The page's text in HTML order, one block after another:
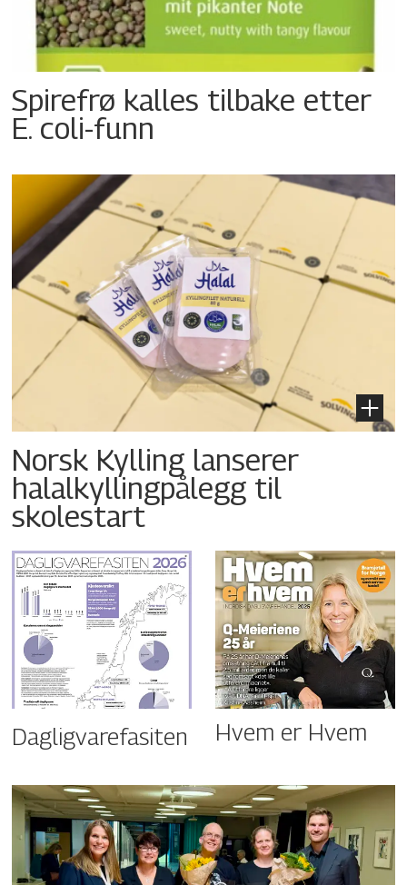
Spirefrø kalles tilbake etter
E. coli-funn
Norsk Kylling lanserer
halalkyllingpålegg til
skolestart
Dagligvarefasiten Hvem er Hvem